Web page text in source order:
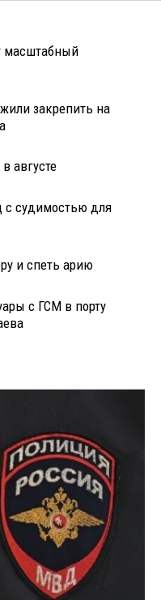
масштабный
закрепить на
августе
с судимостью для
и спеть арию
с ГСМ в порту